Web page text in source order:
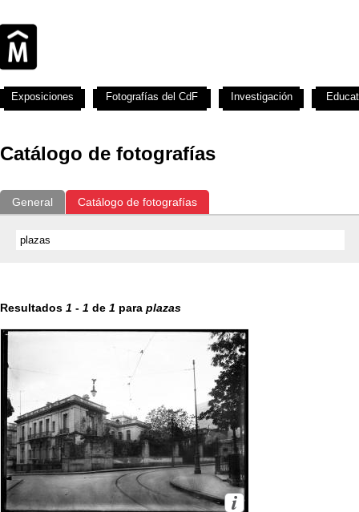
Catálogo de fotografías
General Catálogo de fotografías
Resultados 1 - 1 de 1 para plazas
Exposiciones Fotografías del CdF Investigación